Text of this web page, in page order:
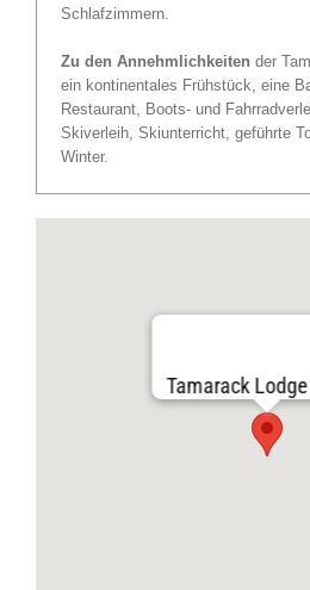
Schlafzimmern.
Zu den Annehmlichkeiten der
ein kontinentales Frühstück, eine
Restaurant, Boots- und
Skiverleih, Skiunterricht, geführte
Winter.
Tamarack